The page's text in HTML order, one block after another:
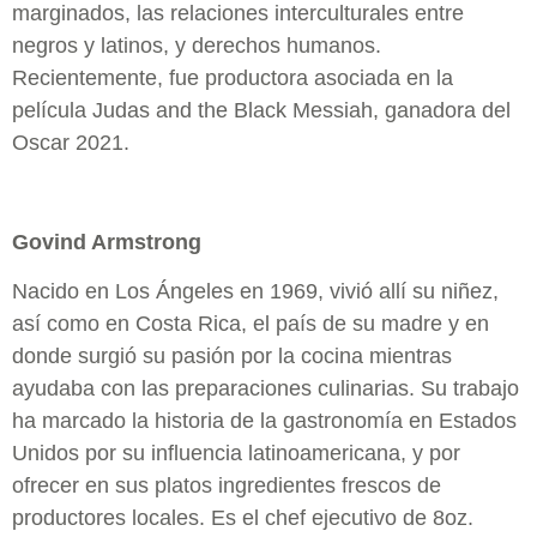
marginados, las relaciones interculturales entre
negros y latinos, y derechos humanos.
Recientemente, fue productora asociada en la
película Judas and the Black Messiah, ganadora del
Oscar 2021.
Govind Armstrong
Nacido en Los Ángeles en 1969, vivió allí su niñez,
así como en Costa Rica, el país de su madre y en
donde surgió su pasión por la cocina mientras
ayudaba con las preparaciones culinarias. Su trabajo
ha marcado la historia de la gastronomía en Estados
Unidos por su influencia latinoamericana, y por
ofrecer en sus platos ingredientes frescos de
productores locales. Es el chef ejecutivo de 8oz.